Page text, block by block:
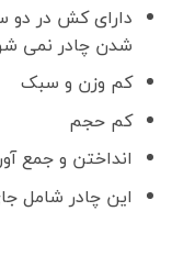
دارای کش در دو
شدن چادر نمی
کم وزن و سبک
کم حجم
انداختن و جمع
این چادر شامل